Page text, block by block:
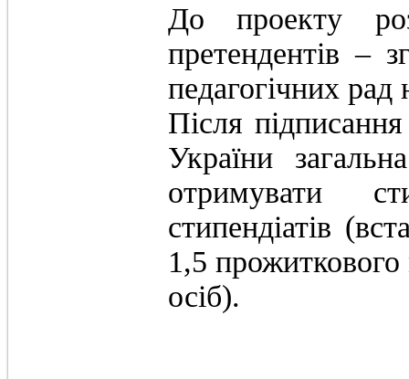
До проекту
претендентів –
педагогічних рад
Після
України
отримувати
стипендіатів
1,5
осіб).